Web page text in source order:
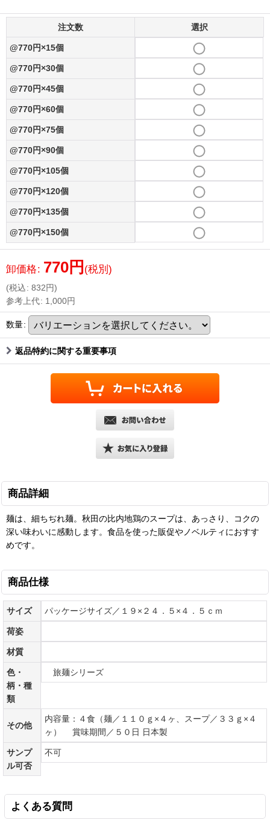
注文数 選択
@770円×15個
@770円×30個
@770円×45個
@770円×60個
@770円×75個
@770円×90個
@770円×105個
@770円×120個
@770円×135個
@770円×150個
卸価格: 770円 (税別)
(税込: 832円)
参考上代: 1,000円
数量:
返品特約に関する重要事項
商品詳細
麺は、細ちぢれ麺。秋田の比内地鶏のスープは、あっさり、コクの
深い味わいに感動します。食品を使った販促やノベルティにおすす
めです。
商品仕様
サイズ パッケージサイズ／１９×２４．５×４．５ｃｍ
荷姿
材質
色・
柄・種
類
旅麺シリーズ
その他
内容量：４食（麺／１１０ｇ×４ヶ、スープ／３３ｇ×４
ヶ） 賞味期間／５０日 日本製
サンプ
ル可否
不可
よくある質問